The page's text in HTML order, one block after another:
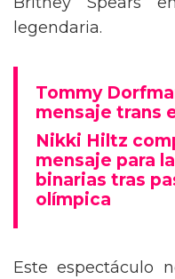
legendaria.
Tommy
mensaje trans
Nikki Hiltz
mensaje para
binarias tras
olímpica
Este espectáculo